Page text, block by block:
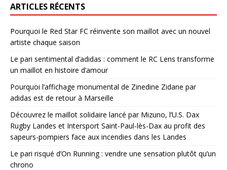
ARTICLES RÉCENTS
Pourquoi le Red Star FC réinvente son maillot avec un nouvel
artiste chaque saison
Le pari sentimental d’adidas : comment le RC Lens transforme
un maillot en histoire d’amour
Pourquoi l’affichage monumental de Zinedine Zidane par
adidas est de retour à Marseille
Découvrez le maillot solidaire lancé par Mizuno, l’U.S. Dax
Rugby Landes et Intersport Saint-Paul-lès-Dax au profit des
sapeurs-pompiers face aux incendies dans les Landes
Le pari risqué d’On Running : vendre une sensation plutôt qu’un
chrono